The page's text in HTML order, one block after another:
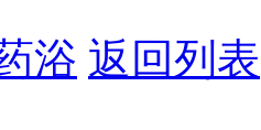
浴 返回列表